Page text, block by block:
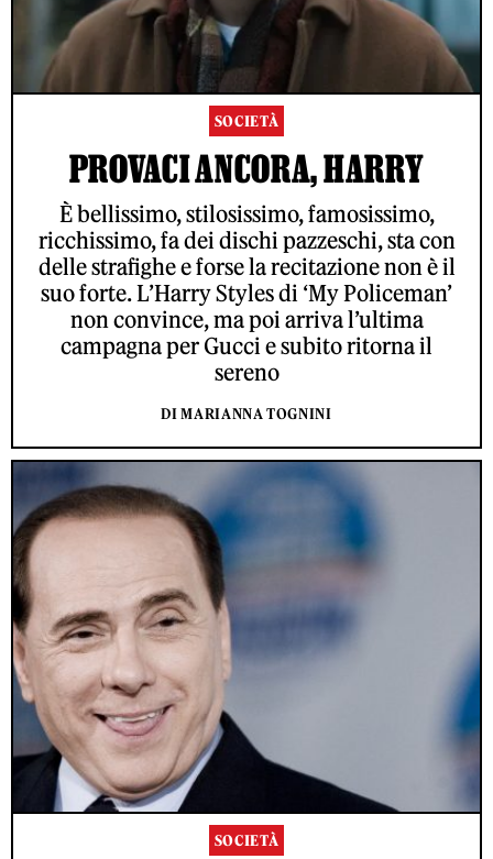
SOCIETÀ
PROVACI ANCORA, HARRY
È bellissimo, stilosissimo, famosissimo,
ricchissimo, fa dei dischi pazzeschi, sta con
delle strafighe e forse la recitazione non è il
suo forte. L’Harry Styles di ‘My Policeman’
non convince, ma poi arriva l’ultima
campagna per Gucci e subito ritorna il
sereno
DI MARIANNA TOGNINI
SOCIETÀ